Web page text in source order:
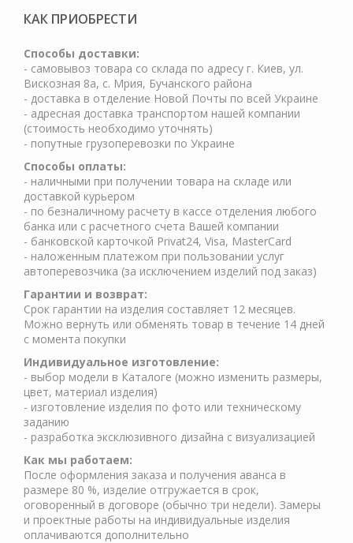
КАК ПРИОБРЕСТИ
Cпособы доставки:
- самовывоз товара со склада по адресу г. Киев, ул.
Вискозная 8а, с. Мрия, Бучанского района
- доставка в отделение Новой Почты по всей Украине
- адресная доставка транспортом нашей компании
(стоимость необходимо уточнять)
- попутные грузоперевозки по Украине
Способы оплаты:
- наличными при получении товара на складе или
доставкой курьером
- по безналичному расчету в кассе отделения любого
банка или с расчетного счета Вашей компании
- банковской карточкой Privat24, Visa, MasterCard
- наложенным платежом при пользовании услуг
автоперевозчика (за исключением изделий под заказ)
Гарантии и возврат:
Срок гарантии на изделия составляет 12 месяцев.
Можно вернуть или обменять товар в течение 14 дней
с момента покупки
Индивидуальное изготовление:
- выбор модели в Каталоге (можно изменить размеры,
цвет, материал изделия)
- изготовление изделия по фото или техническому
заданию
- разработка эксклюзивного дизайна с визуализацией
Как мы работаем:
После оформления заказа и получения аванса в
размере 80 %, изделие отгружается в срок,
оговоренный в договоре (обычно три недели). Замеры
и проектные работы на индивидуальные изделия
оплачиваются дополнительно